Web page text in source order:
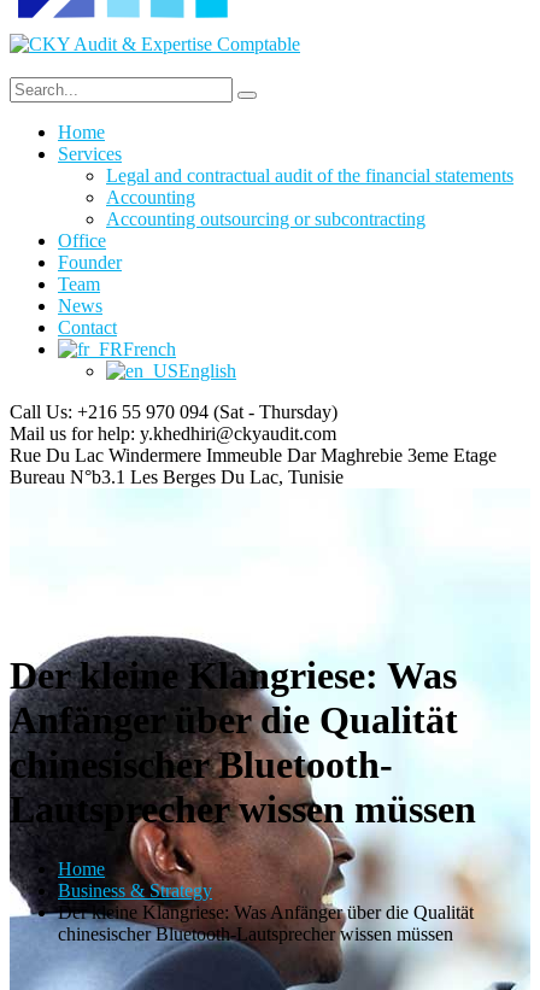
Home
Services
Legal and contractual audit of the financial statements
Accounting
Accounting outsourcing or subcontracting
Office
Founder
Team
News
Contact
French
English
Call Us: +216 55 970 094 (Sat - Thursday)
Mail us for help: y.khedhiri@ckyaudit.com
Rue Du Lac Windermere Immeuble Dar Maghrebie 3eme Etage
Bureau N°b3.1 Les Berges Du Lac, Tunisie
Der kleine Klangriese: Was
Anfänger über die Qualität
chinesischer Bluetooth-
Lautsprecher wissen müssen
Home
Business & Strategy
Der kleine Klangriese: Was Anfänger über die Qualität
chinesischer Bluetooth-Lautsprecher wissen müssen